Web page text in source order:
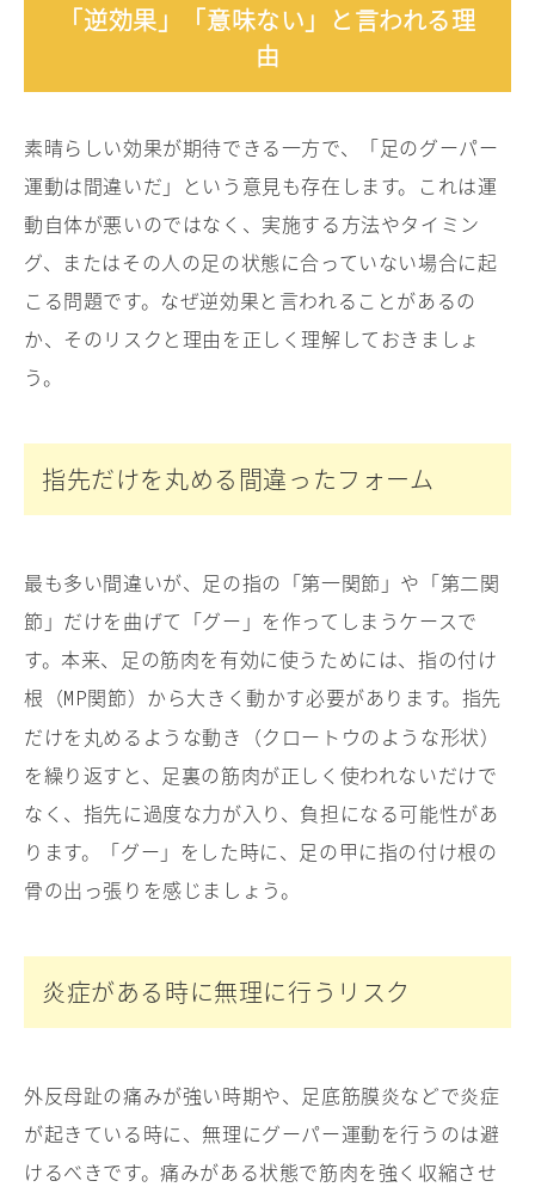
「逆効果」「意味ない」と言われる理
由
素晴らしい効果が期待できる一方で、「足のグーパー
運動は間違いだ」という意見も存在します。これは運
動自体が悪いのではなく、実施する方法やタイミン
グ、またはその人の足の状態に合っていない場合に起
こる問題です。なぜ逆効果と言われることがあるの
か、そのリスクと理由を正しく理解しておきましょ
う。
指先だけを丸める間違ったフォーム
最も多い間違いが、足の指の「第一関節」や「第二関
節」だけを曲げて「グー」を作ってしまうケースで
す。本来、足の筋肉を有効に使うためには、指の付け
根（MP関節）から大きく動かす必要があります。指先
だけを丸めるような動き（クロートウのような形状）
を繰り返すと、足裏の筋肉が正しく使われないだけで
なく、指先に過度な力が入り、負担になる可能性があ
ります。「グー」をした時に、足の甲に指の付け根の
骨の出っ張りを感じましょう。
炎症がある時に無理に行うリスク
外反母趾の痛みが強い時期や、足底筋膜炎などで炎症
が起きている時に、無理にグーパー運動を行うのは避
けるべきです。痛みがある状態で筋肉を強く収縮させ